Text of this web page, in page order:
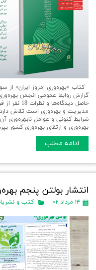
کتاب «بهره‌وریِ امروز ایران» از
گزارش روابط عمومی انجمن
حاصل
مدیریت و بهره‌وری است تلاش
شرایط کنونی و عوامل نابهره‌وری
بهره‌وری و ارتقای بهره‌وری کشور
ادامه مطلب
انتشار بولتن پنجم
۱۴ مرداد ۰۲ کتب و